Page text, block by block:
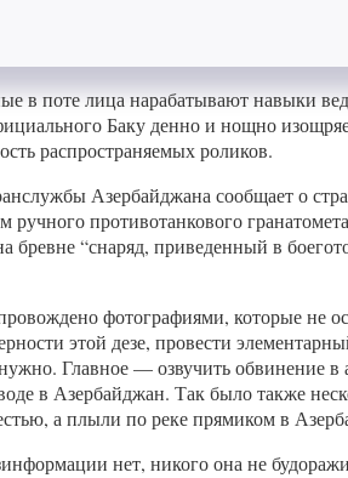
в поте лица нарабатывают навыки
Баку денно и нощно
распространяемых роликов.
Азербайджана сообщает о
ручного противотанкового
бревне “снаряд, приведенный в
фотографиями, которые не
этой дезе, провести
Главное — озвучить обвинение
в Азербайджан. Так было также
а плыли по реке прямиком в
нет, никого она не